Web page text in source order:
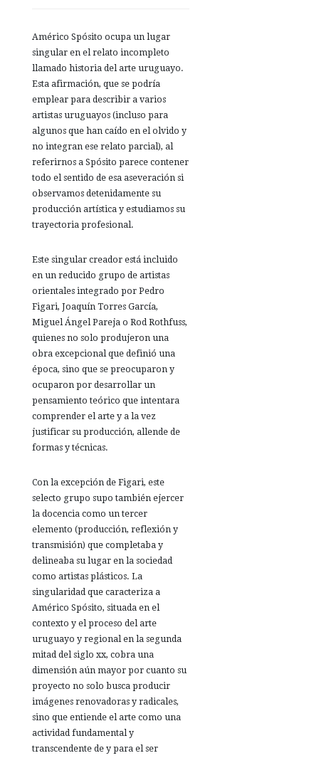
Américo Spósito ocupa un lugar
singular en el relato incompleto
llamado historia del arte uruguayo.
Esta afirmación, que se podría
emplear para describir a varios
artistas uruguayos (incluso para
algunos que han caído en el olvido y
no integran ese relato parcial), al
referirnos a Spósito parece contener
todo el sentido de esa aseveración si
observamos detenidamente su
producción artística y estudiamos su
trayectoria profesional.
Este singular creador está incluido
en un reducido grupo de artistas
orientales integrado por Pedro
Figari, Joaquín Torres García,
Miguel Ángel Pareja o Rod Rothfuss,
quienes no solo produjeron una
obra excepcional que definió una
época, sino que se preocuparon y
ocuparon por desarrollar un
pensamiento teórico que intentara
comprender el arte y a la vez
justificar su producción, allende de
formas y técnicas.
Con la excepción de Figari, este
selecto grupo supo también ejercer
la docencia como un tercer
elemento (producción, reflexión y
transmisión) que completaba y
delineaba su lugar en la sociedad
como artistas plásticos. La
singularidad que caracteriza a
Américo Spósito, situada en el
contexto y el proceso del arte
uruguayo y regional en la segunda
mitad del siglo xx, cobra una
dimensión aún mayor por cuanto su
proyecto no solo busca producir
imágenes renovadoras y radicales,
sino que entiende el arte como una
actividad fundamental y
transcendente de y para el ser